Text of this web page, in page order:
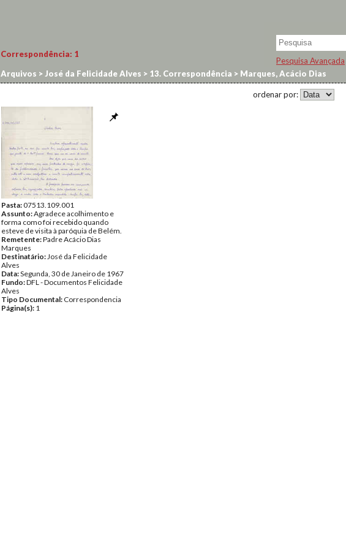
Pesquisa Avançada
Correspondência: 1
Arquivos > José da Felicidade Alves > 13. Correspondência > Marques, Acácio Dias
ordenar por:
Pasta:07513.109.001
Assunto:Agradece acolhimento e
forma como foi recebido quando
esteve de visita à paróquia de Belém.
Remetente:Padre Acácio Dias
Marques
Destinatário:José da Felicidade
Alves
Data:Segunda, 30 de Janeiro de 1967
Fundo:DFL - Documentos Felicidade
Alves
Tipo Documental: Correspondencia
Página(s): 1